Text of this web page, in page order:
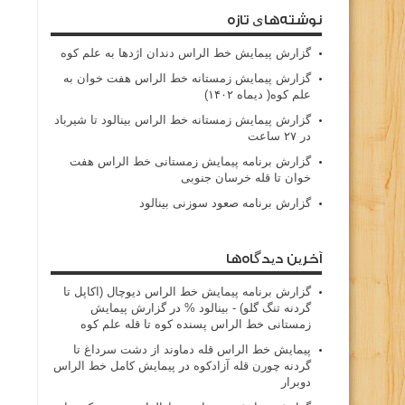
نوشته‌های تازه
گزارش پیمایش خط الراس دندان اژدها به علم کوه
گزارش پیمایش زمستانه خط الراس هفت خوان به
علم کوه( دیماه ۱۴۰۲)
گزارش پیمایش زمستانه خط الراس بینالود تا شیرباد
در ۲۷ ساعت
گزارش برنامه پیمایش زمستانی خط الراس هفت
خوان تا قله خرسان جنوبی
گزارش برنامه صعود سوزنی بینالود
آخرین دیدگاه‌ها
گزارش برنامه پيمايش خط الراس ديوچال (اكاپل تا
گردنه تنگ گلو) - بينالود % درگزارش پیمایش
زمستانی خط الراس پسنده کوه تا قله علم کوه
پيمايش خط الراس قله دماوند از دشت سرداغ تا
گردنه چورن قله آزادكوه در پیمایش کامل خط الراس
دوبرار